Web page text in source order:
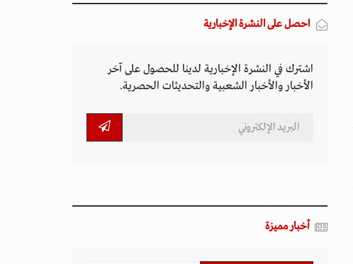
احصل على النشرة الإخبارية
اشترك في النشرة الإخبارية لدينا للحصول على آخر
الأخبار والأخبار الشعبية والتحديثات الحصرية.
أخبار مميزة